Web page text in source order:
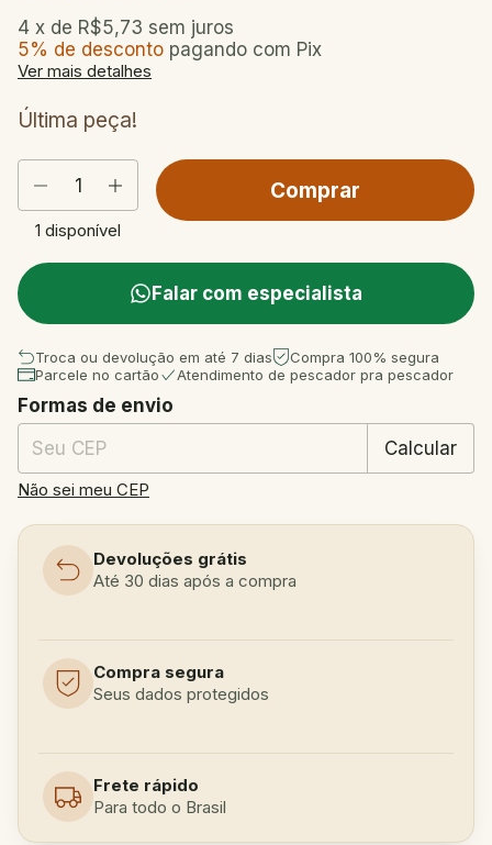
4 x de R$5,73 sem juros
5% de desconto pagando com Pix
Ver mais detalhes
Última peça!
1 disponível
Falar com especialista
Troca ou devolução em até 7 dias
Compra 100% segura
Parcele no cartão
Atendimento de pescador pra pescador
Entregas para o CEP:
Formas de envio
Calcular
Não sei meu CEP
Devoluções grátis
Até 30 dias após a compra
Compra segura
Seus dados protegidos
Frete rápido
Para todo o Brasil